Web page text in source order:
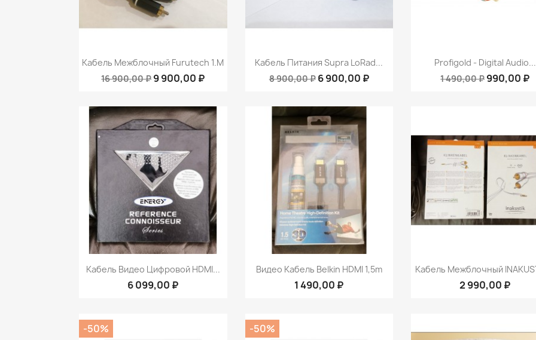
Быстрый просмотр
Кабель Межблочный Furutech 1.m
16 900,00 ₽9 900,00 ₽
Быстрый просмотр
Кабель Питания Supra LoRad...
8 900,00 ₽ 6 900,00 ₽
Быстрый просмотр
Profigold - Digital Audio...
1 490,00 ₽990,00 ₽
Быстрый просмотр
Кабель Видео Цифровой HDMI...
6 099,00 ₽
Быстрый просмотр
Видео Кабель Belkin HDMI 1,5m
1 490,00 ₽
 Быстрый
Кабель Межблочный
2 990,00 ₽
-50%
-50%